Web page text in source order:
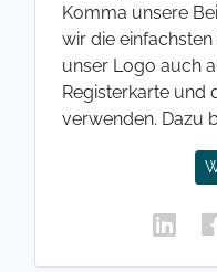
Komma unsere
wir die
unser Logo auch
Registerkarte und
verwenden. Dazu